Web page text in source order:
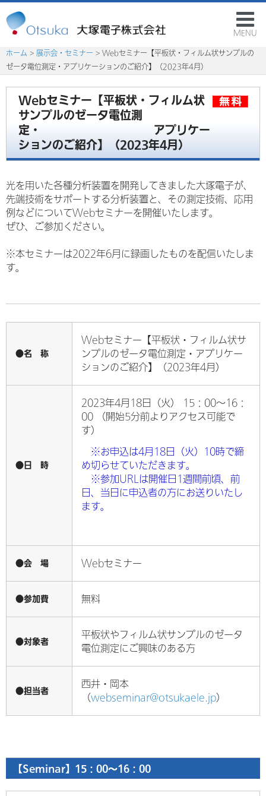
MENU
ホーム > 展示会・セミナー > Webセミナー【平板状・フィルム状サンプルの
ゼータ電位測定・アプリケーションのご紹介】（2023年4月）
Webセミナー【平板状・フィルム状
サンプルのゼータ電位測
定・ アプリケー
ションのご紹介】（2023年4月）
光を用いた各種分析装置を開発してきました大塚電子が、
先端技術をサポートする分析装置と、その測定技術、応用
例などについてWebセミナーを開催いたします。
ぜひ、ご参加ください。
※本セミナーは2022年6月に録画したものを配信いたしま
す。
●名 称
Webセミナー【平板状・フィルム状サ
ンプルのゼータ電位測定・アプリケー
ションのご紹介】（2023年4月）
●日 時
2023年4月18日（火） 15：00～16：
00 （開始5分前よりアクセス可能で
す）
※お申込は4月18日（火）10時で締
め切らせていただきます。
※参加URLは開催日1週間前頃、前
日、当日に申込者の方にお送りいたし
ます。
●会 場 Webセミナー
●参加費 無料
●対象者
平板状やフィルム状サンプルのゼータ
電位測定にご興味のある方
●担当者
西井・岡本
（webseminar@otsukaele.jp）
【Seminar】15：00～16：00